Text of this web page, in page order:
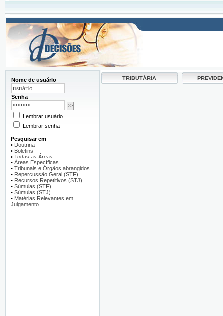
Nome de usuário
Senha
Lembrar usuário
Lembrar senha
Pesquisar em
• Doutrina
• Boletins
• Todas as Áreas
• Áreas Específicas
• Tribunais e Órgãos abrangidos
• Repercussão Geral (STF)
• Recursos Repetitivos (STJ)
• Súmulas (STF)
• Súmulas (STJ)
• Matérias Relevantes em
Julgamento
TRIBUTÁRIA